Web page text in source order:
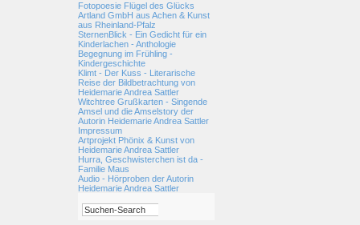
Fotopoesie Flügel des Glücks
Artland GmbH aus Achen & Kunst
aus Rheinland-Pfalz
SternenBlick - Ein Gedicht für ein
Kinderlachen - Anthologie
Begegnung im Frühling -
Kindergeschichte
Klimt - Der Kuss - Literarische
Reise der Bildbetrachtung von
Heidemarie Andrea Sattler
Witchtree Grußkarten - Singende
Amsel und die Amselstory der
Autorin Heidemarie Andrea Sattler
Impressum
Artprojekt Phönix & Kunst von
Heidemarie Andrea Sattler
Hurra, Geschwisterchen ist da -
Familie Maus
Audio - Hörproben der Autorin
Heidemarie Andrea Sattler